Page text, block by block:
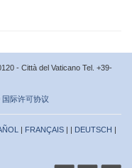
- Città del Vaticano Tel. +39-
际许可协议
| FRANÇAIS | | DEUTSCH |